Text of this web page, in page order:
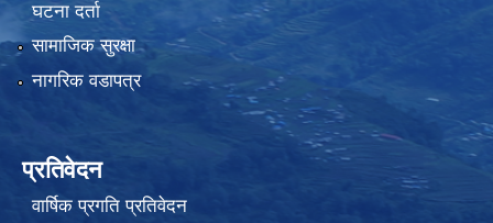
घटना दर्ता
सामाजिक सुरक्षा
नागरिक वडापत्र
प्रतिवेदन
वार्षिक प्रगति प्रतिवेदन